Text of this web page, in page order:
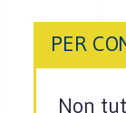
PER
Non